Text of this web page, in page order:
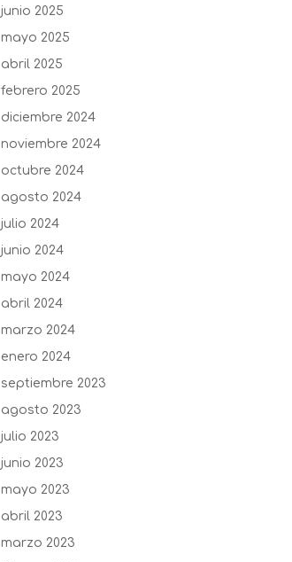
junio 2025
mayo 2025
abril 2025
febrero 2025
diciembre 2024
noviembre 2024
octubre 2024
agosto 2024
julio 2024
junio 2024
mayo 2024
abril 2024
marzo 2024
enero 2024
septiembre 2023
agosto 2023
julio 2023
junio 2023
mayo 2023
abril 2023
marzo 2023